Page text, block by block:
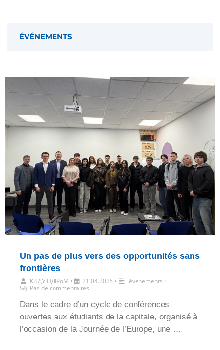
ÉVÉNEMENTS
Un pas de plus vers des opportunités sans
frontières
КНДУ НДІРоМ • 21.04.2026 • événements •
Pas de commentaires
Dans le cadre d’un cycle de conférences
ouvertes aux étudiants de la capitale, organisé à
l’occasion de la Journée de l’Europe, une …